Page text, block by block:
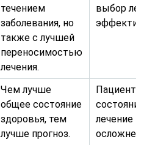
течением
заболевания, но
также с лучшей
переносимостью
лечения.
выбор
Чем лучше
общее состояние
здоровья, тем
лучше прогноз.
лечение